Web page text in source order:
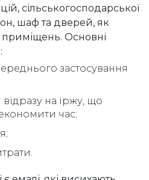
сільськогосподарської
шаф та дверей, як
приміщень. Основні
застосування
на іржу, що
час;